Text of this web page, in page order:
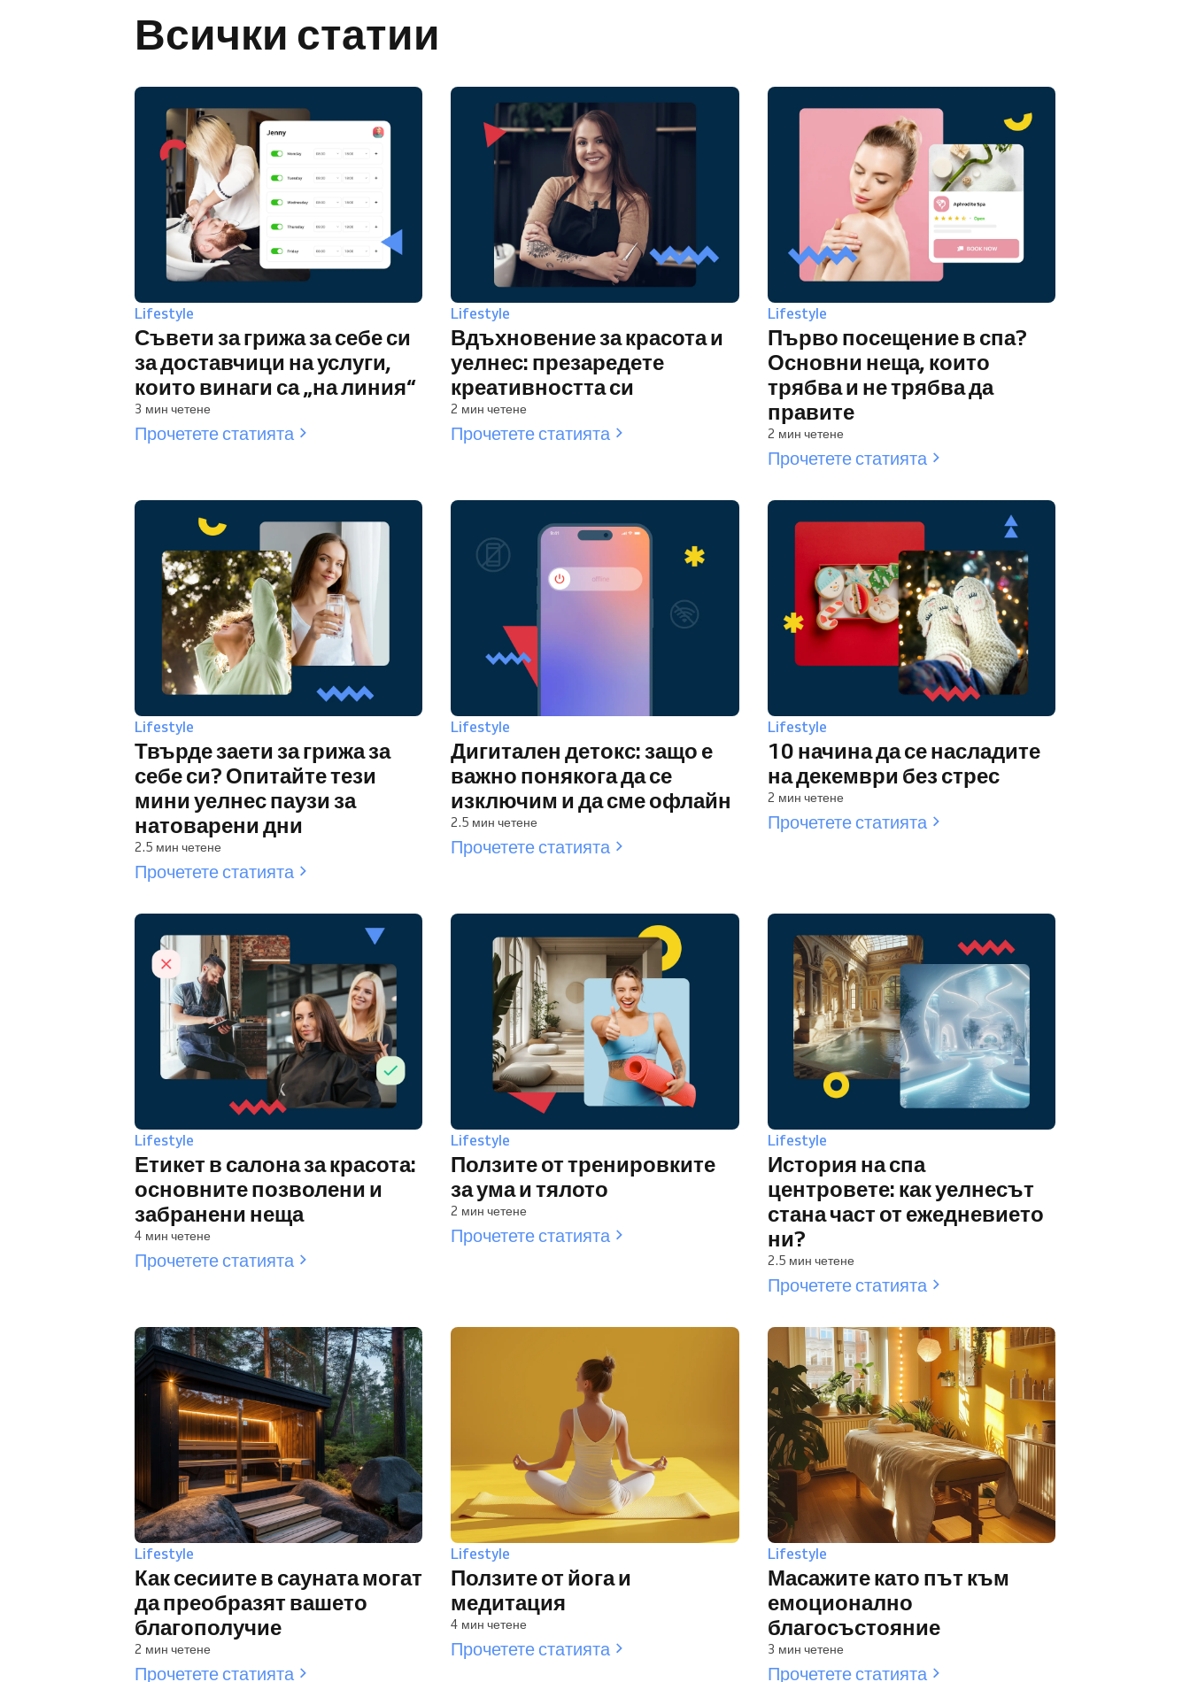
Всички статии
Lifestyle
Съвети за грижа за себе си
за доставчици на услуги,
които винаги са „на линия“
3 мин четене
Прочетете статията
Lifestyle
Вдъхновение за красота и
уелнес: презаредете
креативността си
2 мин четене
Прочетете статията
Lifestyle
Първо посещение в спа?
Основни неща, които
трябва и не трябва да
правите
2 мин четене
Прочетете статията
Lifestyle
Твърде заети за грижа за
себе си? Опитайте тези
мини уелнес паузи за
натоварени дни
2.5 мин четене
Прочетете статията
Lifestyle
Дигитален детокс: защо е
важно понякога да се
изключим и да сме офлайн
2.5 мин четене
Прочетете статията
Lifestyle
10 начина да се насладите
на декември без стрес
2 мин четене
Прочетете статията
Lifestyle
Етикет в салона за красота:
основните позволени и
забранени неща
4 мин четене
Прочетете статията
Lifestyle
Ползите от тренировките
за ума и тялото
2 мин четене
Прочетете статията
Lifestyle
История на спа
центровете: как уелнесът
стана част от ежедневието
ни?
2.5 мин четене
Прочетете статията
Lifestyle
Как сесиите в сауната могат
да преобразят вашето
благополучие
2 мин четене
Прочетете статията
Lifestyle
Ползите от йога и
медитация
4 мин четене
Прочетете статията
Lifestyle
Масажите като път към
емоционално
благосъстояние
3 мин четене
Прочетете статията